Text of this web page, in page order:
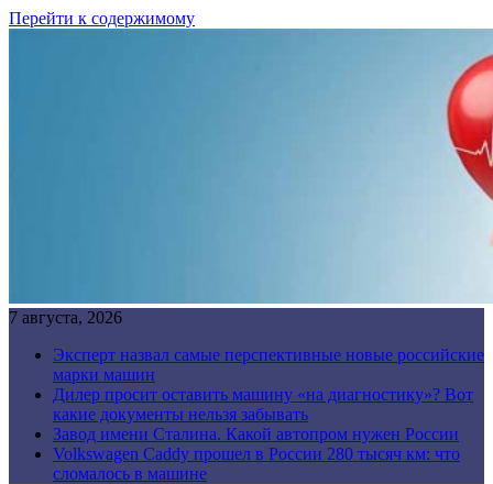
Перейти к содержимому
7 августа, 2026
Эксперт назвал самые перспективные новые российские
марки машин
Дилер просит оставить машину «на диагностику»? Вот
какие документы нельзя забывать
Завод имени Сталина. Какой автопром нужен России
Volkswagen Caddy прошел в России 280 тысяч км: что
сломалось в машине